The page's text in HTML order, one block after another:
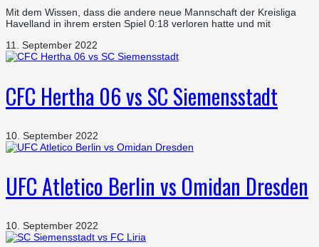
Mit dem Wissen, dass die andere neue Mannschaft der Kreisliga
Havelland in ihrem ersten Spiel 0:18 verloren hatte und mit
11. September 2022
CFC Hertha 06 vs SC Siemensstadt
10. September 2022
UFC Atletico Berlin vs Omidan Dresden
10. September 2022